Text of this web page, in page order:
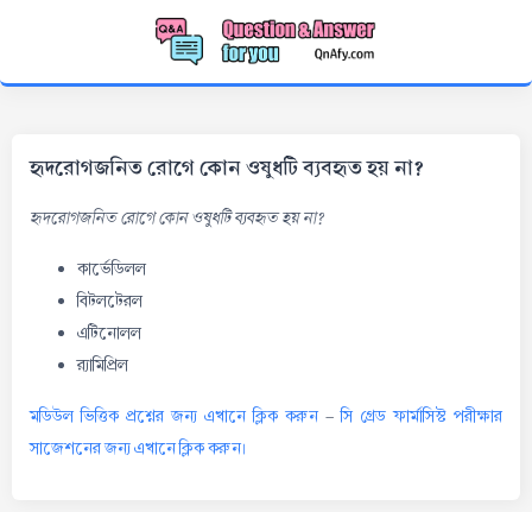
হৃদরোগজনিত রোগে কোন ওষুধটি ব্যবহৃত হয় না?
হৃদরোগজনিত রোগে কোন ওষুধটি ব্যবহৃত হয় না?
কার্ভেডিলল
বিটলটেরল
এটিনোলল
র‌্যামিপ্রিল
মডিউল ভিত্তিক প্রশ্নের জন্য এখানে ক্লিক করুন-সি গ্রেড ফার্মাসিস্ট পরীক্ষার
সাজেশনের জন্য এখানে ক্লিক করুন।